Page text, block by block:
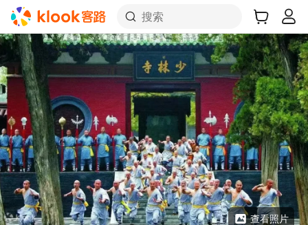
搜索
查看照片